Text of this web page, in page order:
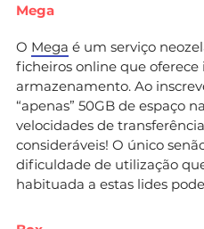
Mega
O Mega é um serviço
ficheiros online que oferece
armazenamento. Ao
“apenas” 50GB de espaço
velocidades de
consideráveis! O único
dificuldade de utilização
habituada a estas lides